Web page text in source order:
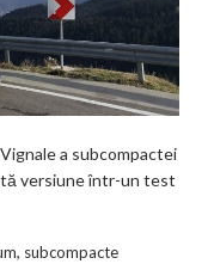
a subcompactei
versiune într-un test
, subcompacte